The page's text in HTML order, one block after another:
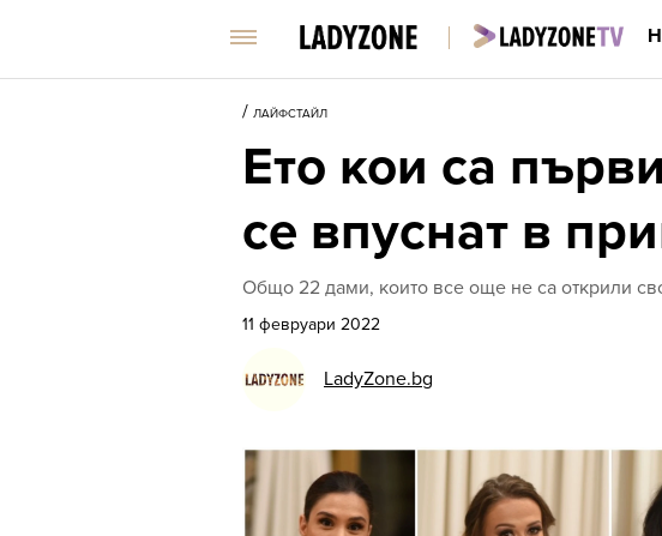
/ ЛАЙФСТАЙЛ
Ето кои са
се впуснат в
Общо 22 дами, които все още не са открили
11 февруари 2022
LadyZone.bg